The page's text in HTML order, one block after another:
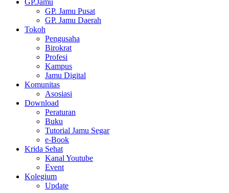
GP.Jamu
GP. Jamu Pusat
GP. Jamu Daerah
Tokoh
Pengusaha
Birokrat
Profesi
Kampus
Jamu Digital
Komunitas
Asosiasi
Download
Peraturan
Buku
Tutorial Jamu Segar
e-Book
Krida Sehat
Kanal Youtube
Event
Kolegium
Update